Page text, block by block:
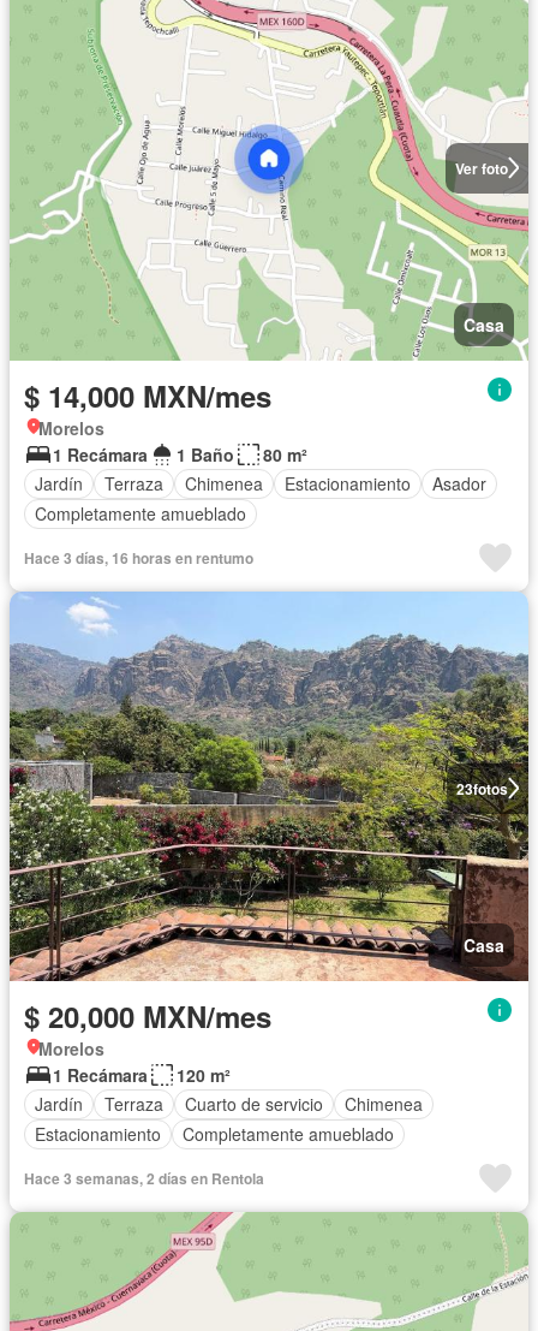
Ver foto
Casa
$ 14,000 MXN/mes
Morelos
1 Recámara
1 Baño
80 m²
Jardín
Terraza Chimenea Estacionamiento
Asador
Completamente amueblado
Hace 3 días, 16 horas en rentumo
23fotos
Casa
$ 20,000 MXN/mes
Morelos
1 Recámara
120 m²
Jardín
Terraza Cuarto de servicio
Chimenea
Estacionamiento
Completamente amueblado
Hace 3 semanas, 2 días en Rentola